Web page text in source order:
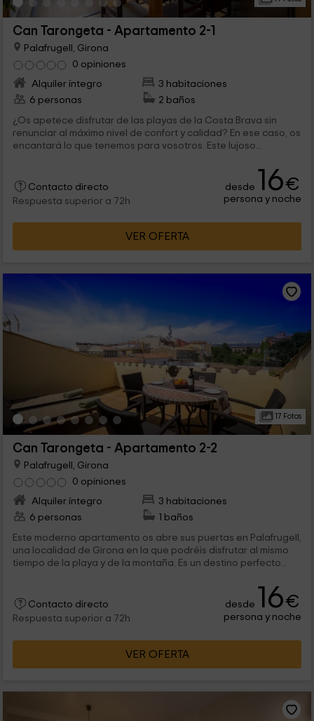
Can Tarongeta - Apartamento 2-1
Palafrugell, Girona
0 opiniones
Alquiler íntegro
3 habitaciones
6 personas
2 baños
¿Os apetece disfrutar de las playas de la Costa Brava sin
renunciar al máximo nivel de confort y calidad? En ese caso, os
encantará lo que tenemos para vosotros. Este lujoso...
Contacto directo
Respuesta superior a 72h
desde 16€
persona y noche
VER OFERTA
17 Fotos
Can Tarongeta - Apartamento 2-2
Palafrugell, Girona
0 opiniones
Alquiler íntegro
3 habitaciones
6 personas
1 baños
Este moderno apartamento os abre sus puertas en Palafrugell,
una localidad de Girona en la que podréis disfrutar al mismo
tiempo de la playa y de la montaña. Es un destino perfecto...
Contacto directo
Respuesta superior a 72h
desde 16€
persona y noche
VER OFERTA